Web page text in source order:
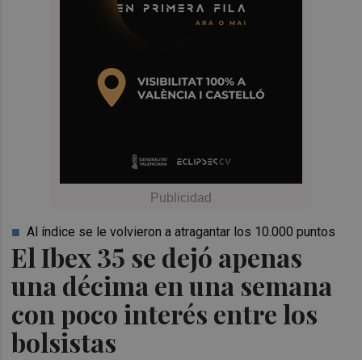
El Ibex 35 se dejó apenas
una décima en una semana
con poco interés entre los
bolsistas
Al índice se le volvieron a atragantar los 10.000 puntos